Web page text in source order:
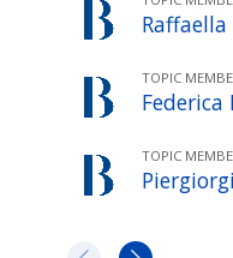
TOPIC
TOPIC